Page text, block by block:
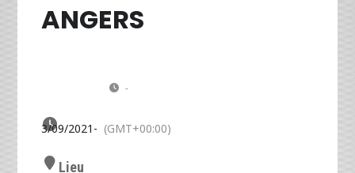
ANGERS
-
23/09/2021 - (GMT+00:00)
Lieu